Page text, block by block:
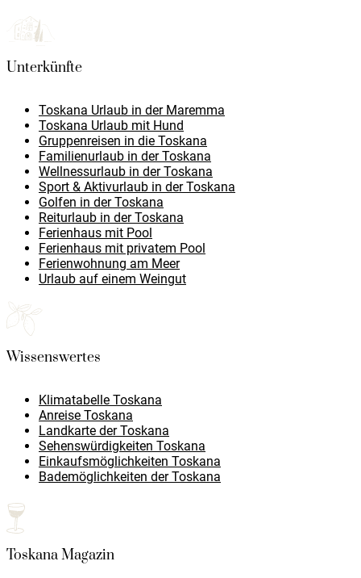
Unterkünfte
Toskana Urlaub in der Maremma
Toskana Urlaub mit Hund
Gruppenreisen in die Toskana
Familienurlaub in der Toskana
Wellnessurlaub in der Toskana
Sport & Aktivurlaub in der Toskana
Golfen in der Toskana
Reiturlaub in der Toskana
Ferienhaus mit Pool
Ferienhaus mit privatem Pool
Ferienwohnung am Meer
Urlaub auf einem Weingut
Wissenswertes
Klimatabelle Toskana
Anreise Toskana
Landkarte der Toskana
Sehenswürdigkeiten Toskana
Einkaufsmöglichkeiten Toskana
Bademöglichkeiten der Toskana
Toskana Magazin